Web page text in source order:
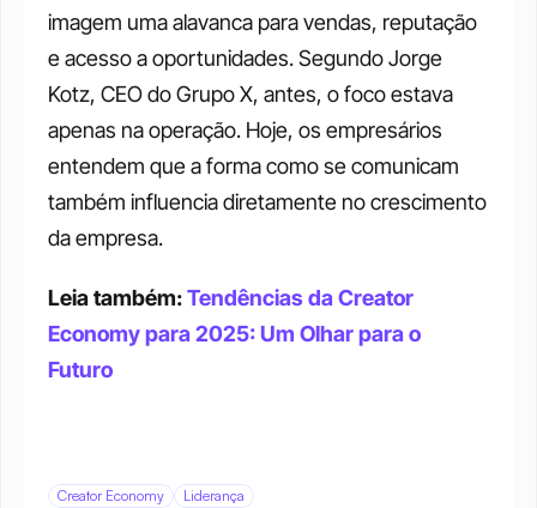
imagem uma alavanca para vendas, reputação
e acesso a oportunidades. Segundo Jorge
Kotz, CEO do Grupo X, antes, o foco estava
apenas na operação. Hoje, os empresários
entendem que a forma como se comunicam
também influencia diretamente no crescimento
da empresa.
Leia também: Tendências da Creator
Economy para 2025: Um Olhar para o
Futuro
Creator Economy Liderança